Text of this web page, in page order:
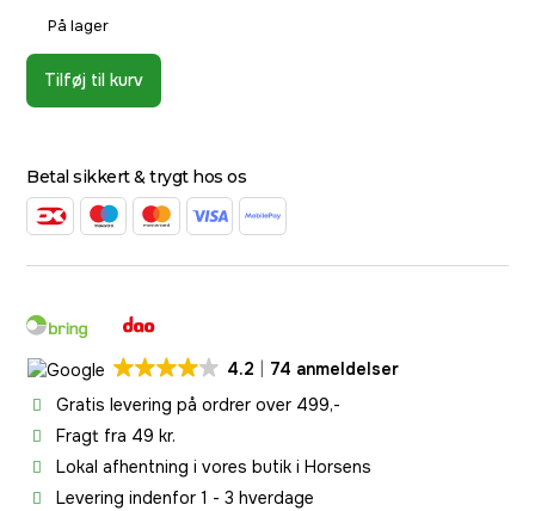
På lager
Tilføj til kurv
Betal sikkert & trygt hos os
4.2
74 anmeldelser
Gratis levering på ordrer over 499,-
Fragt fra 49 kr.
Lokal afhentning i vores butik i Horsens
Levering indenfor 1 - 3 hverdage